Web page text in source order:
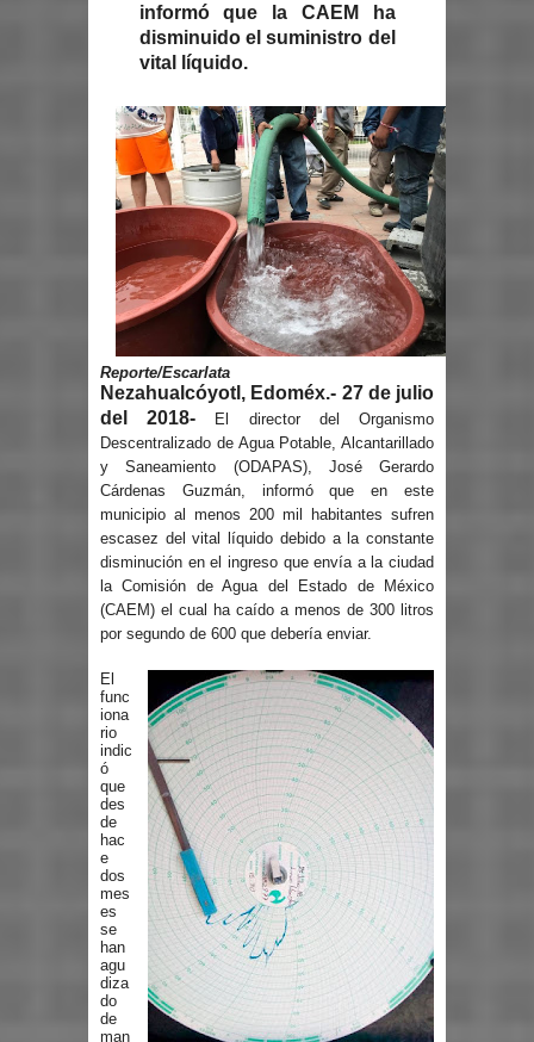
informó que la CAEM ha
disminuido el suministro del
vital líquido.
Reporte/Escarlata
Nezahualcóyotl, Edoméx.- 27 de julio
del 2018- El director del Organismo
Descentralizado de Agua Potable, Alcantarillado
y Saneamiento (ODAPAS), José Gerardo
Cárdenas Guzmán, informó que en este
municipio al menos 200 mil habitantes sufren
escasez del vital líquido debido a la constante
disminución en el ingreso que envía a la ciudad
la Comisión de Agua del Estado de México
(CAEM) el cual ha caído a menos de 300 litros
por segundo de 600 que debería enviar.
El
func
iona
rio
indic
ó
que
des
de
hac
e
dos
mes
es
se
han
agu
diza
do
de
man